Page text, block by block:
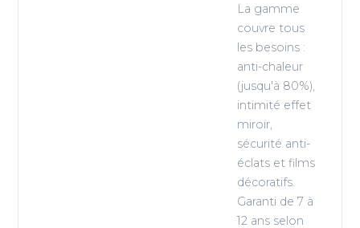
La gamme
couvre tous
les besoins :
anti-chaleur
(jusqu'à 80%),
intimité effet
miroir,
sécurité anti-
éclats et films
décoratifs.
Garanti de 7 à
12 ans selon